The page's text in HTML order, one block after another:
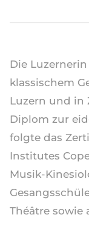
Die
klassischem
Luzern und in
Diplom zur
folgte das
Institutes
Musik-
Théâtre sowie